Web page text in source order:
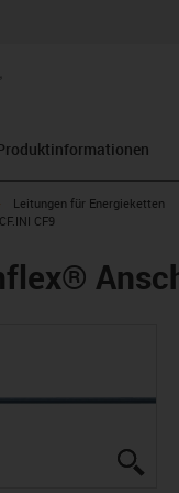
right
igus-icon-arrow-right
Leitungen für Energieketten
CF9